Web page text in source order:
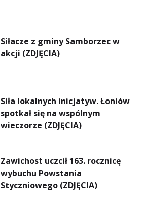
Siłacze z gminy Samborzec w
akcji (ZDJĘCIA)
Siła lokalnych inicjatyw. Łoniów
spotkał się na wspólnym
wieczorze (ZDJĘCIA)
Zawichost uczcił 163. rocznicę
wybuchu Powstania
Styczniowego (ZDJĘCIA)